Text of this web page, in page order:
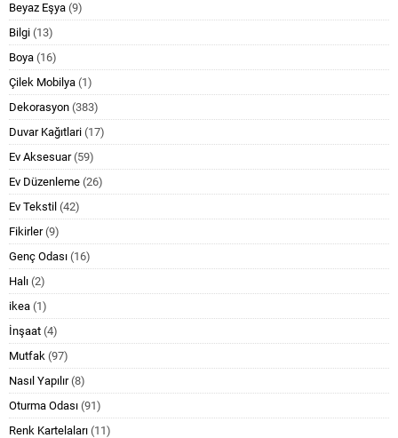
Beyaz Eşya (9)
Bilgi (13)
Boya (16)
Çilek Mobilya (1)
Dekorasyon (383)
Duvar Kağıtlari (17)
Ev Aksesuar(59)
Ev Düzenleme (26)
Ev Tekstil (42)
Fikirler(9)
Genç Odası (16)
Halı (2)
ikea (1)
İnşaat (4)
Mutfak (97)
Nasıl Yapılır(8)
Oturma Odası (91)
Renk Kartelaları (11)